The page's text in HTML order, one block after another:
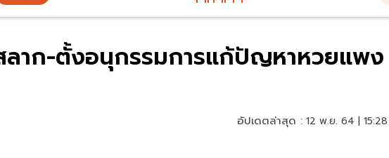
ลาก-ตั้งอนุกรรมการแก้ปัญหาหวยแพง
อัปเดตล่าสุด : 12 พ.ย. 64 |